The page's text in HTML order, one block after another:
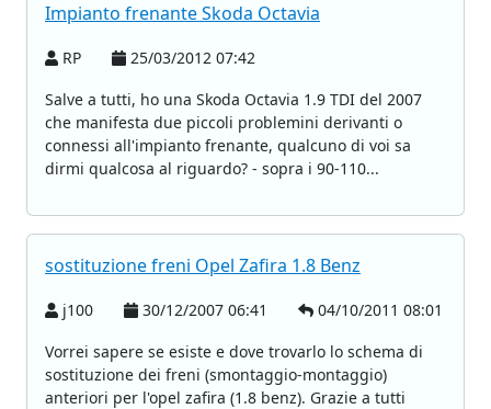
Impianto frenante Skoda Octavia
RP
25/03/2012 07:42
Salve a tutti, ho una Skoda Octavia 1.9 TDI del 2007
che manifesta due piccoli problemini derivanti o
connessi all'impianto frenante, qualcuno di voi sa
dirmi qualcosa al riguardo? - sopra i 90-110...
sostituzione freni Opel Zafira 1.8 Benz
j100 30/12/2007 06:41
04/10/2011 08:01
Vorrei sapere se esiste e dove trovarlo lo schema di
sostituzione dei freni (smontaggio-montaggio)
anteriori per l'opel zafira (1.8 benz). Grazie a tutti